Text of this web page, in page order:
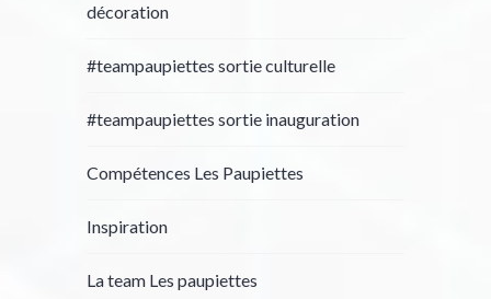
décoration
#teampaupiettes sortie culturelle
#teampaupiettes sortie inauguration
Compétences Les Paupiettes
Inspiration
La team Les paupiettes